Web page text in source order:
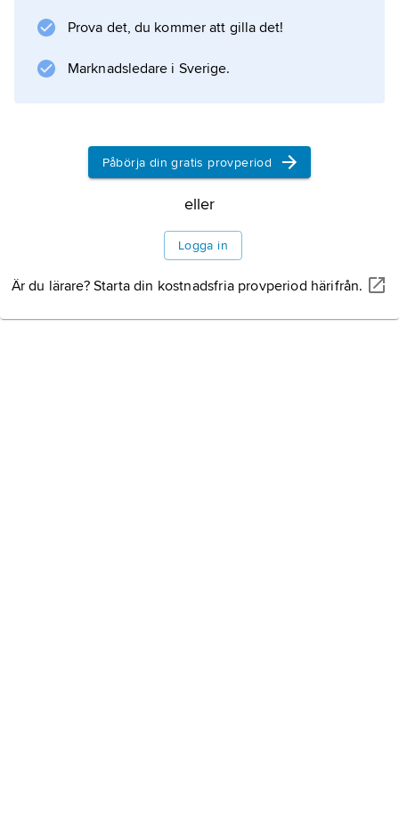
Information om artikeln
Prova det, du kommer att gilla det!
Marknadsledare i Sverige.
Påbörja din gratis provperiod
eller
Logga in
Är du lärare? Starta din kostnadsfria provperiod härifrån.